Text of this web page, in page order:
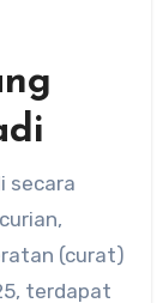
secara
(curat)
terdapat